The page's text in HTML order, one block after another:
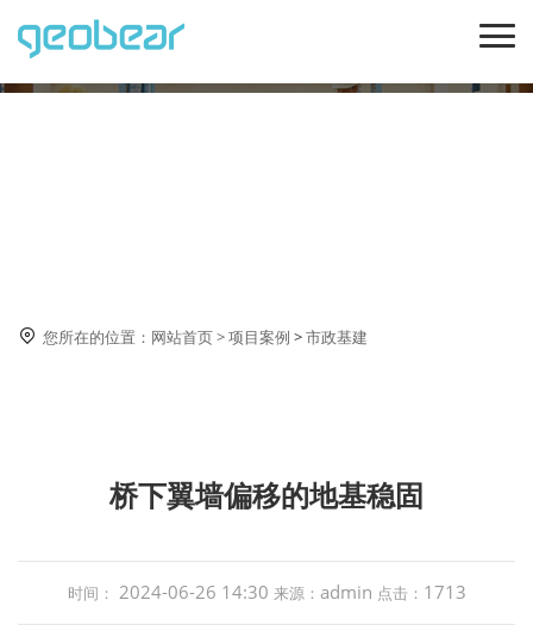
 您所在的位置： 网站首页>项目案例 >市政基建
桥下翼墙偏移的地基稳固
时间： 2024-06-26 14:30 来源： admin 点击： 1713